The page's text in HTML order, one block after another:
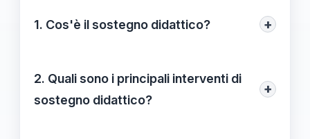
1. Cos'è il sostegno didattico? +
pratiche e metodi volti a migliorare
l'apprendimento e l'inclusione degli
2. Quali sono i principali interventi di
sostegno didattico?
+